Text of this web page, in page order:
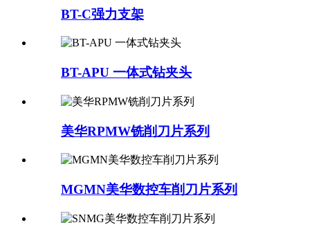
BT-C强力支架
BT-APU 一体式钻夹头
美华RPMW铣削刀片系列
MGMN美华数控车削刀片系列